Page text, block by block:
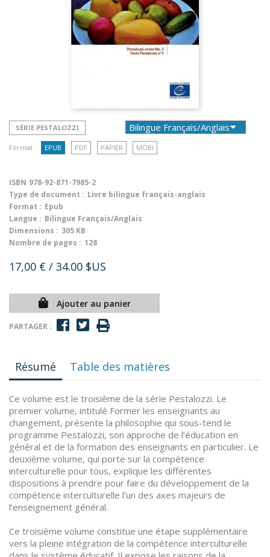
SÉRIE PESTALOZZI
Format : EPUB PDF PAPIER MOBI
ISBN 978-92-871-7985-2
Type de document : Livre bilingue français-anglais
Format : Epub
Langue : Bilingue Français/Anglais
Dimensions : 305 KB
Nombre de pages : 128
17,00 € / 34.00 $US
Ajouter au panier
PARTAGER :
Résumé Table des matières
Ce volume est le troisième de la série Pestalozzi. Le
premier volume, intitulé Former les enseignants au
changement, présente la philosophie qui sous-tend le
programme Pestalozzi, son approche de l’éducation en
général et de la formation des enseignants en particulier. Le
deuxième volume, qui porte sur la compétence
interculturelle pour tous, explique les différentes
dispositions à prendre pour faire du développement de la
compétence interculturelle l’un des axes majeurs de
l’enseignement général.
Ce troisième volume constitue une étape supplémentaire
vers la pleine intégration de la compétence interculturelle